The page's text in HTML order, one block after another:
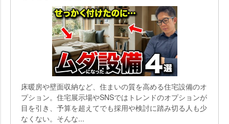
床暖房や壁面収納など、住まいの質を高める住宅設備のオ
プション。住宅展示場やSNSではトレンドのオプションが
目を引き、予算を超えてでも採用や検討に踏み切る人も少
なくない。そんな...